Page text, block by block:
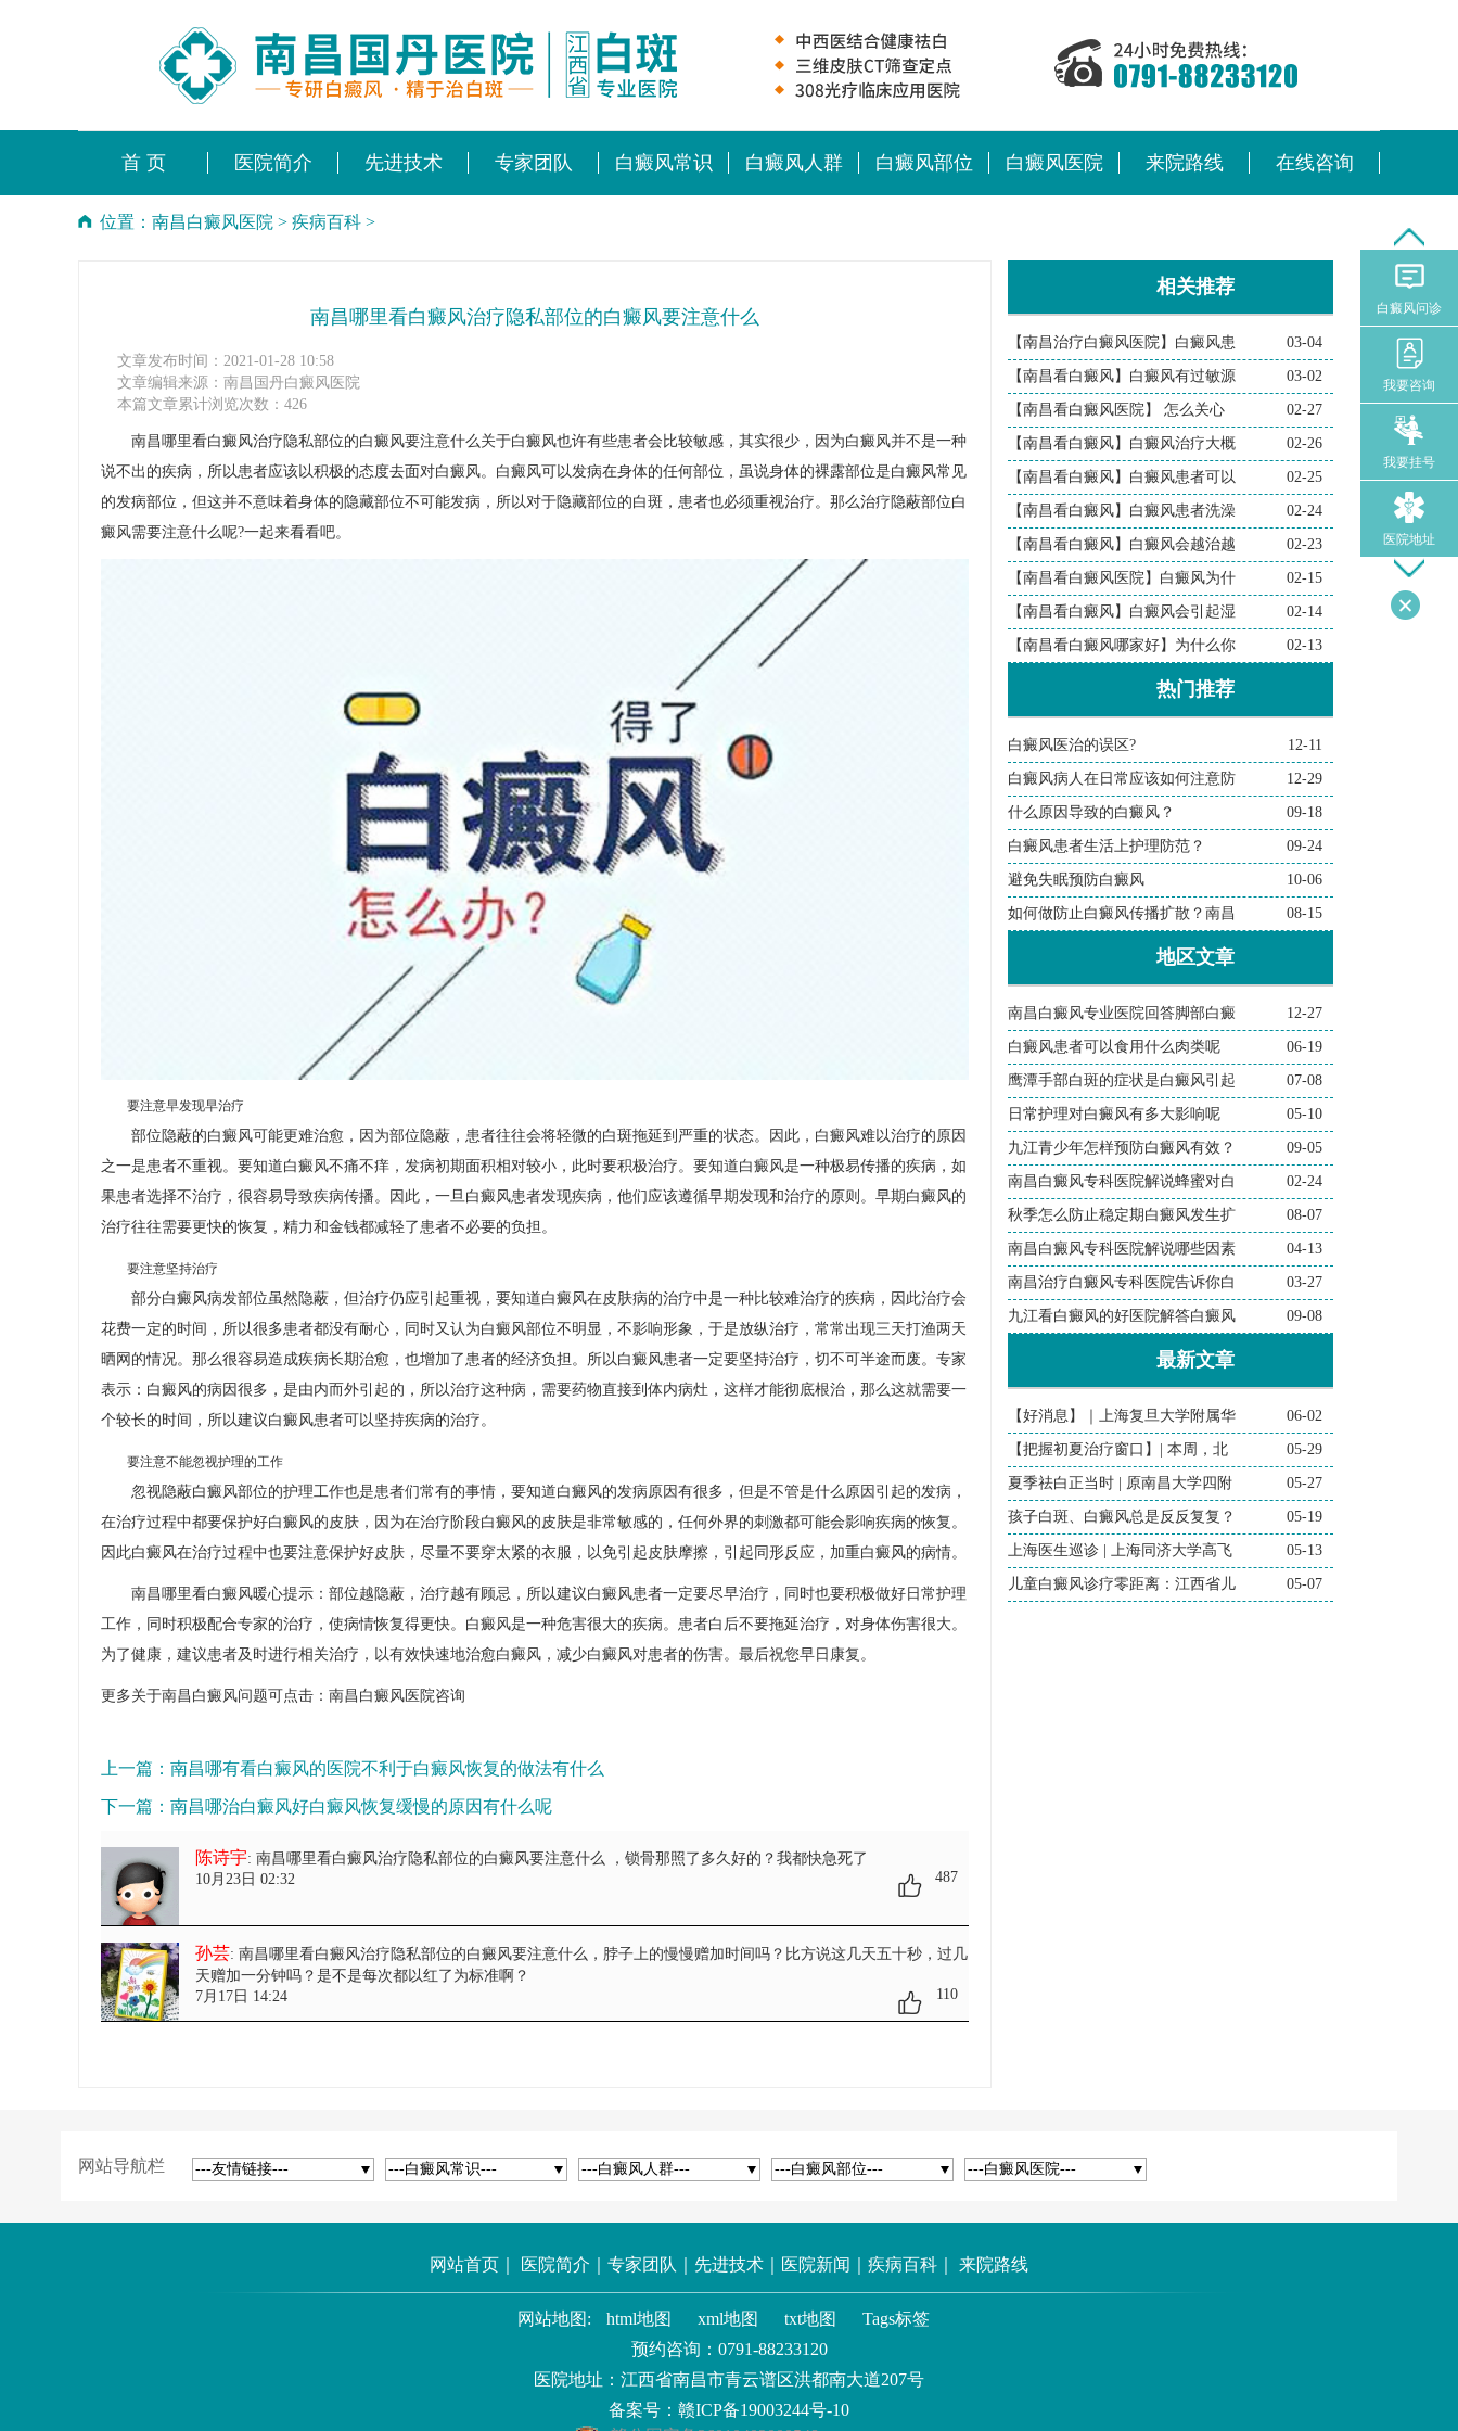
首 页 医院简介 先进技术 专家团队 白癜风常识 白癜风人群 白癜风部位 白癜风医院 来院路线 在线咨询
位置： 南昌白癜风医院 > 疾病百科 >
南昌哪里看白癜风治疗隐私部位的白癜风要注意什么
文章发布时间：2021-01-28 10:58
文章编辑来源：南昌国丹白癜风医院
本篇文章累计浏览次数：426
南昌哪里看白癜风治疗隐私部位的白癜风要注意什么关于白癜风也许有些患者会比较敏感，其实很少，因为白癜风并不是一种
说不出的疾病，所以患者应该以积极的态度去面对白癜风。白癜风可以发病在身体的任何部位，虽说身体的裸露部位是白癜风常见
的发病部位，但这并不意味着身体的隐藏部位不可能发病，所以对于隐藏部位的白斑，患者也必须重视治疗。那么治疗隐蔽部位白
癜风需要注意什么呢?一起来看看吧。
要注意早发现早治疗
部位隐蔽的白癜风可能更难治愈，因为部位隐蔽，患者往往会将轻微的白斑拖延到严重的状态。因此，白癜风难以治疗的原因
之一是患者不重视。要知道白癜风不痛不痒，发病初期面积相对较小，此时要积极治疗。要知道白癜风是一种极易传播的疾病，如
果患者选择不治疗，很容易导致疾病传播。因此，一旦白癜风患者发现疾病，他们应该遵循早期发现和治疗的原则。早期白癜风的
治疗往往需要更快的恢复，精力和金钱都减轻了患者不必要的负担。
要注意坚持治疗
部分白癜风病发部位虽然隐蔽，但治疗仍应引起重视，要知道白癜风在皮肤病的治疗中是一种比较难治疗的疾病，因此治疗会
花费一定的时间，所以很多患者都没有耐心，同时又认为白癜风部位不明显，不影响形象，于是放纵治疗，常常出现三天打渔两天
晒网的情况。那么很容易造成疾病长期治愈，也增加了患者的经济负担。所以白癜风患者一定要坚持治疗，切不可半途而废。专家
表示：白癜风的病因很多，是由内而外引起的，所以治疗这种病，需要药物直接到体内病灶，这样才能彻底根治，那么这就需要一
个较长的时间，所以建议白癜风患者可以坚持疾病的治疗。
要注意不能忽视护理的工作
忽视隐蔽白癜风部位的护理工作也是患者们常有的事情，要知道白癜风的发病原因有很多，但是不管是什么原因引起的发病，
在治疗过程中都要保护好白癜风的皮肤，因为在治疗阶段白癜风的皮肤是非常敏感的，任何外界的刺激都可能会影响疾病的恢复。
因此白癜风在治疗过程中也要注意保护好皮肤，尽量不要穿太紧的衣服，以免引起皮肤摩擦，引起同形反应，加重白癜风的病情。
南昌哪里看白癜风暖心提示：部位越隐蔽，治疗越有顾忌，所以建议白癜风患者一定要尽早治疗，同时也要积极做好日常护理
工作，同时积极配合专家的治疗，使病情恢复得更快。白癜风是一种危害很大的疾病。患者白后不要拖延治疗，对身体伤害很大。
为了健康，建议患者及时进行相关治疗，以有效快速地治愈白癜风，减少白癜风对患者的伤害。最后祝您早日康复。
更多关于南昌白癜风问题可点击： 南昌白癜风医院咨询
上一篇： 南昌哪有看白癜风的医院不利于白癜风恢复的做法有什么
下一篇： 南昌哪治白癜风好白癜风恢复缓慢的原因有什么呢
陈诗宇: 南昌哪里看白癜风治疗隐私部位的白癜风要注意什么
，锁骨那照了多久好的？我都快急死了
10月23日 02:32
487
孙芸: 南昌哪里看白癜风治疗隐私部位的白癜风要注意什么 ，脖子上的慢慢赠加时间吗？比方说这几天五十秒，过几
天赠加一分钟吗？是不是每次都以红了为标准啊？
7月17日 14:24
110
相关推荐
【南昌治疗白癜风医院】白癜风患 03-04
【南昌看白癜风】白癜风有过敏源 03-02
【南昌看白癜风医院】 怎么关心 02-27
【南昌看白癜风】白癜风治疗大概 02-26
【南昌看白癜风】白癜风患者可以 02-25
【南昌看白癜风】白癜风患者洗澡 02-24
【南昌看白癜风】白癜风会越治越 02-23
【南昌看白癜风医院】白癜风为什 02-15
【南昌看白癜风】白癜风会引起湿 02-14
【南昌看白癜风哪家好】为什么你 02-13
热门推荐
白癜风医治的误区? 12-11
白癜风病人在日常应该如何注意防 12-29
什么原因导致的白癜风？ 09-18
白癜风患者生活上护理防范？ 09-24
避免失眠预防白癜风 10-06
如何做防止白癜风传播扩散？南昌 08-15
地区文章
南昌白癜风专业医院回答脚部白癜 12-27
白癜风患者可以食用什么肉类呢 06-19
鹰潭手部白斑的症状是白癜风引起 07-08
日常护理对白癜风有多大影响呢 05-10
九江青少年怎样预防白癜风有效？ 09-05
南昌白癜风专科医院解说蜂蜜对白 02-24
秋季怎么防止稳定期白癜风发生扩 08-07
南昌白癜风专科医院解说哪些因素 04-13
南昌治疗白癜风专科医院告诉你白 03-27
九江看白癜风的好医院解答白癜风 09-08
最新文章
【好消息】｜上海复旦大学附属华 06-02
【把握初夏治疗窗口】| 本周，北 05-29
夏季祛白正当时 | 原南昌大学四附 05-27
孩子白斑、白癜风总是反反复复？ 05-19
上海医生巡诊 | 上海同济大学高飞 05-13
儿童白癜风诊疗零距离：江西省儿 05-07
网站导航栏 ---友情链接--- ---白癜风常识--- ---白癜风人群--- ---白癜风部位--- ---白癜风医院---
网站首页 医院简介 专家团队 先进技术 医院新闻 疾病百科 来院路线
网站地图: html地图 xml地图 txt地图
Tags标签
预约咨询： 0791-88233120
医院地址：江西省南昌市青云谱区洪都南大道207号
备案号： 赣ICP备19003244号-10
白癜风问诊
我要咨询
我要挂号
医院地址
导医问诊